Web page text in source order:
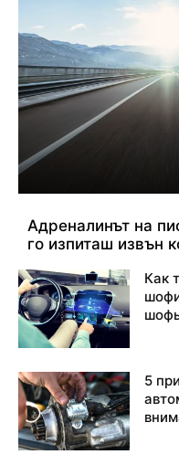
Адреналинът на
го изпиташ извън
Как
5